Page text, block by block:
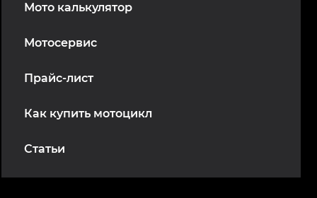
Мото калькулятор
Мотосервис
Прайс-лист
Как купить мотоцикл
Статьи